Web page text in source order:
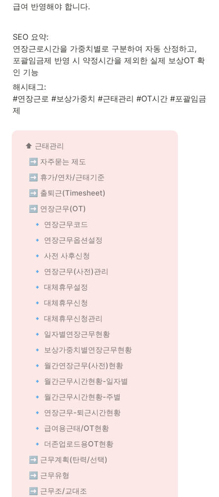
급여 반영해야 합니다.
SEO 요약:
연장근로시간을 가중치별로 구분하여 자동 산정하고,
포괄임금제 반영 시 약정시간을 제외한 실제 보상OT 확
인 기능
해시태그:
#연장근로 #보상가중치 #근태관리 #OT시간 #포괄임금
제
⬆️ 근태관리
➡️ 자주묻는 제도
➡️ 휴가/연차/근태기준
➡️ 출퇴근(Timesheet)
➡️ 연장근무(OT)
🔹 연장근무코드
🔹 연장근무옵션설정
🔹 사전 사후신청
🔹 연장근무(사전)관리
🔹 대체휴무설정
🔹 대체휴무신청
🔹 대체휴무신청관리
🔹 일자별연장근무현황
🔹 보상가중치별연장근무현황
🔹 월간연장근무(사전)현황
🔹 월간근무시간현황-일자별
🔹 월간근무시간현황-주별
🔹 연장근무-퇴근시간현황
🔹 급여용근태/OT현황
🔹 더존업로드용OT현황
➡️ 근무계획(탄력/선택)
➡️ 근무유형
➡️ 근무조/교대조